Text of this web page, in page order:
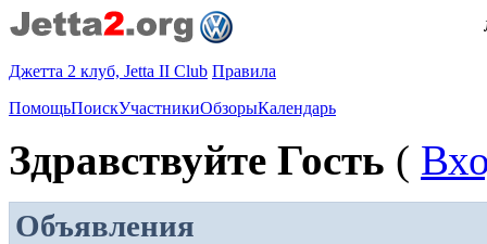
Джетта 2 клуб, Jetta II Club Правила
ПомощьПоискУчастникиОбзорыКалендарь
Здравствуйте Гость (
Объявления